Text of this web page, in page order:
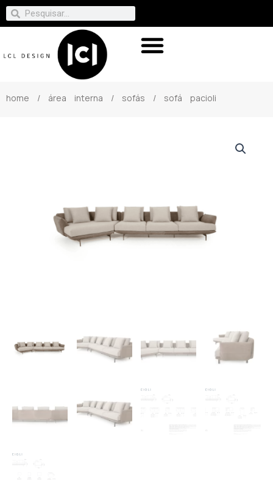
home / área interna / sofás / sofá pacioli